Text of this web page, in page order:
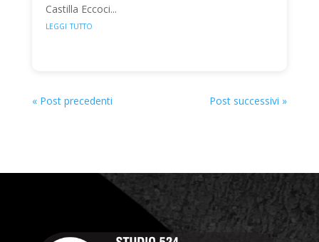
Castilla Eccoci...
leggi tutto
« Post precedenti Post successivi »